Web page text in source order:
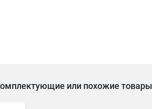
или похожие товары